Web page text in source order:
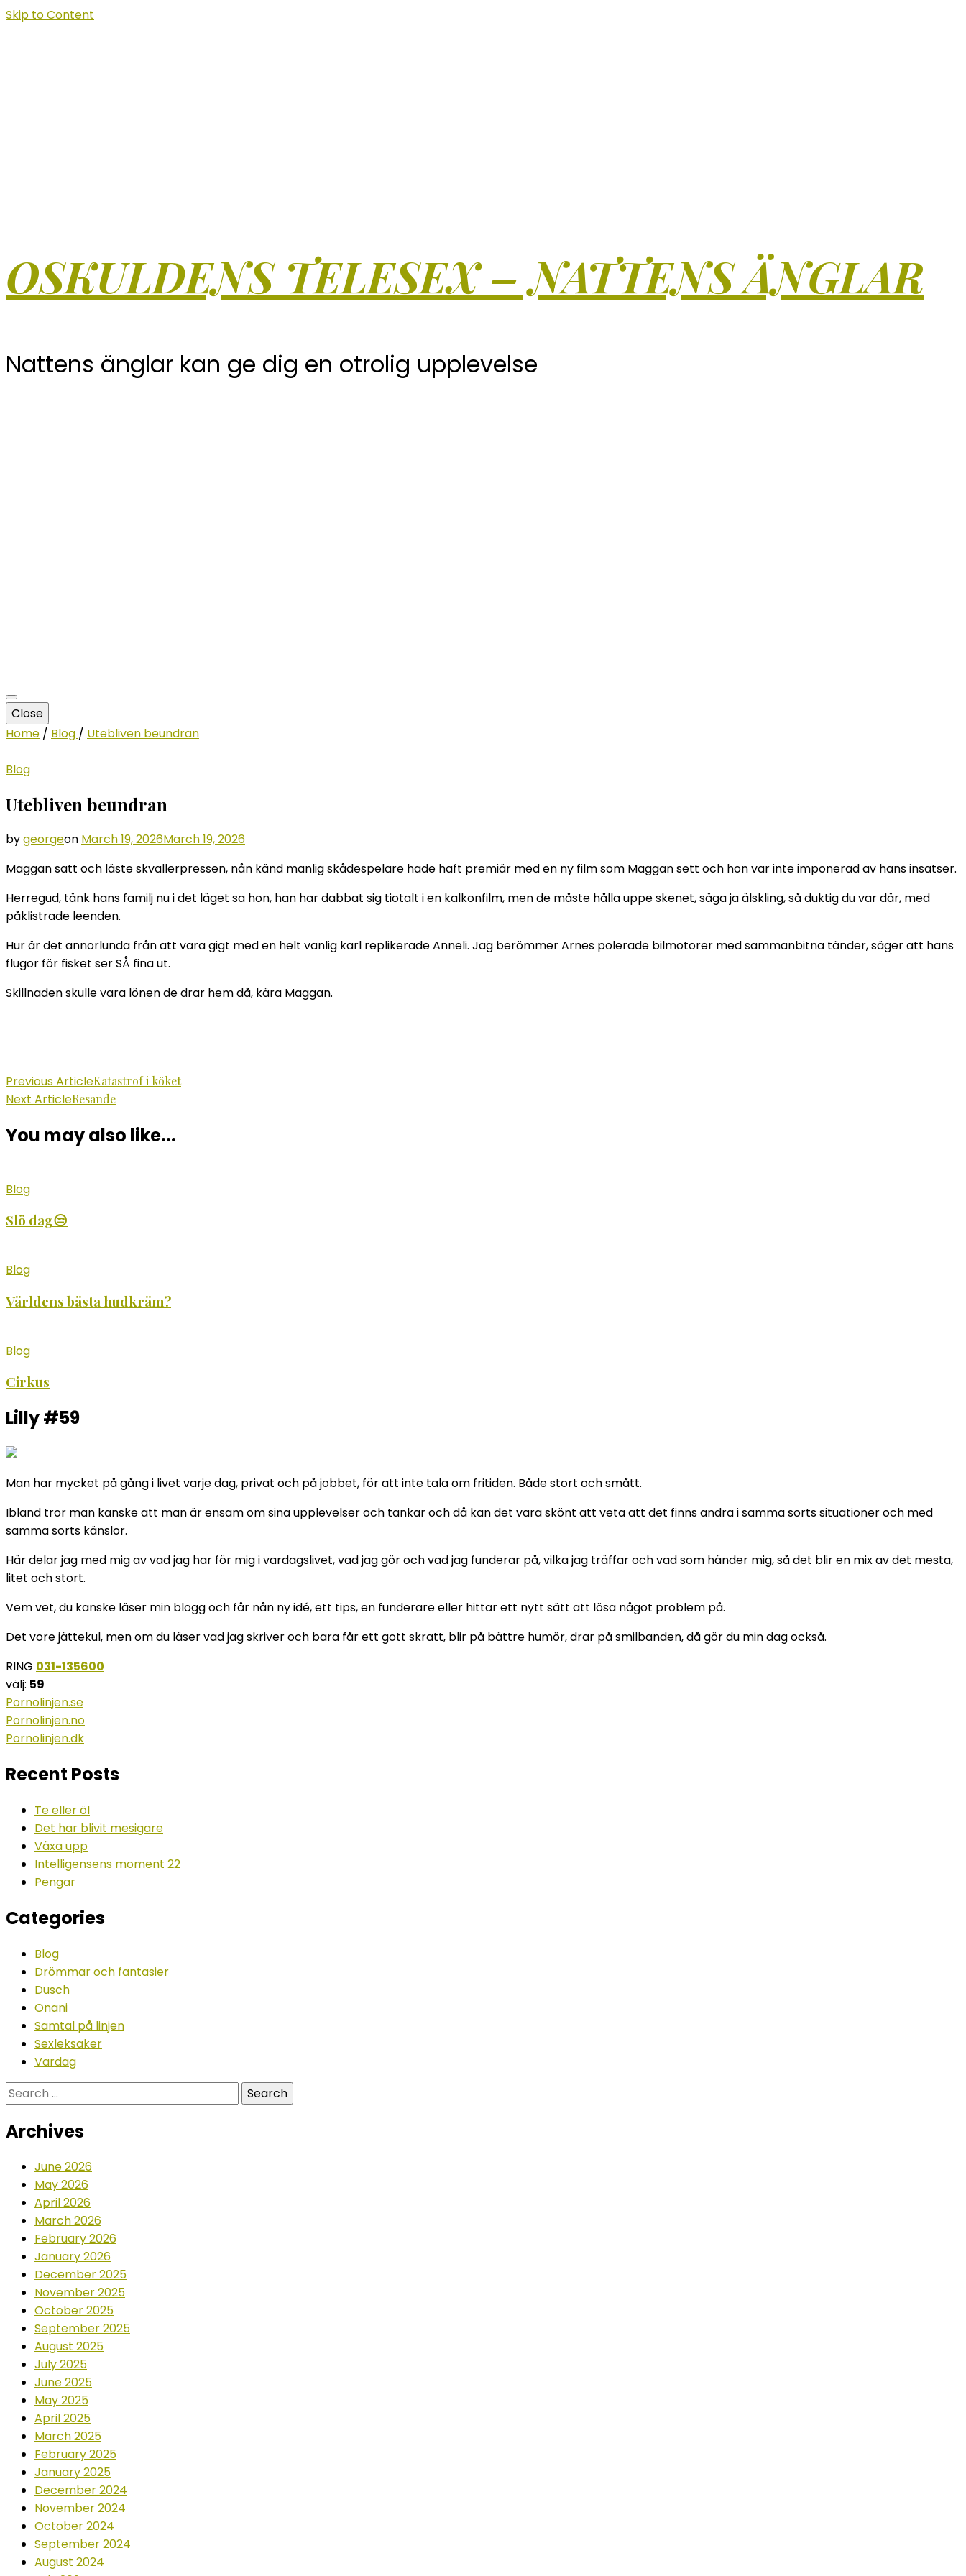
Skip to Content
OSKULDENS TELESEX – NATTENS ÄNGLAR
Nattens änglar kan ge dig en otrolig upplevelse
Close
Home / Blog / Utebliven beundran
Blog
Utebliven beundran
bygeorgeon March 19, 2026March 19, 2026
Maggan satt och läste skvallerpressen, nån känd manlig skådespelare hade haft premiär med en ny film som Maggan sett och hon var inte imponerad av hans insatser.
Herregud, tänk hans familj nu i det läget sa hon, han har dabbat sig tiotalt i en kalkonfilm, men de måste hålla uppe skenet, säga ja älskling, så duktig du var där, med
påklistrade leenden.
Hur är det annorlunda från att vara gigt med en helt vanlig karl replikerade Anneli. Jag berömmer Arnes polerade bilmotorer med sammanbitna tänder, säger att hans
flugor för fisket ser SÅ fina ut.
Skillnaden skulle vara lönen de drar hem då, kära Maggan.
Post
Navigation
Previous ArticleKatastrof i köket
Next ArticleResande
You may also like...
Blog
Slö dag😒
Blog
Världens bästa hudkräm?
Blog
Cirkus
Lilly #59
Man har mycket på gång i livet varje dag, privat och på jobbet, för att inte tala om fritiden. Både stort och smått.
Ibland tror man kanske att man är ensam om sina upplevelser och tankar och då kan det vara skönt att veta att det finns andra i samma sorts situationer och med
samma sorts känslor.
Här delar jag med mig av vad jag har för mig i vardagslivet, vad jag gör och vad jag funderar på, vilka jag träffar och vad som händer mig, så det blir en mix av det mesta,
litet och stort.
Vem vet, du kanske läser min blogg och får nån ny idé, ett tips, en funderare eller hittar ett nytt sätt att lösa något problem på.
Det vore jättekul, men om du läser vad jag skriver och bara får ett gott skratt, blir på bättre humör, drar på smilbanden, då gör du min dag också.
RING 031-135600
välj: 59
Pornolinjen.se
Pornolinjen.no
Pornolinjen.dk
Recent Posts
Te eller öl
Det har blivit mesigare
Växa upp
Intelligensens moment 22
Pengar
Categories
Blog
Drömmar och fantasier
Dusch
Onani
Samtal på linjen
Sexleksaker
Vardag
Search
for:
Archives
June 2026
May 2026
April 2026
March 2026
February 2026
January 2026
December 2025
November 2025
October 2025
September 2025
August 2025
July 2025
June 2025
May 2025
April 2025
March 2025
February 2025
January 2025
December 2024
November 2024
October 2024
September 2024
August 2024